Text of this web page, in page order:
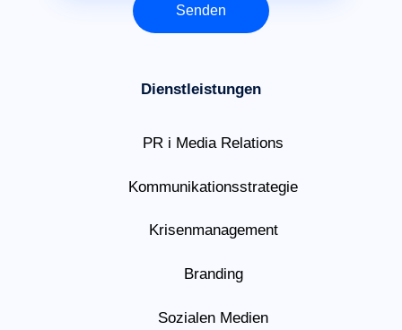
Senden
Dienstleistungen
PR i Media Relations
Kommunikationsstrategie
Krisenmanagement
Branding
Sozialen Medien